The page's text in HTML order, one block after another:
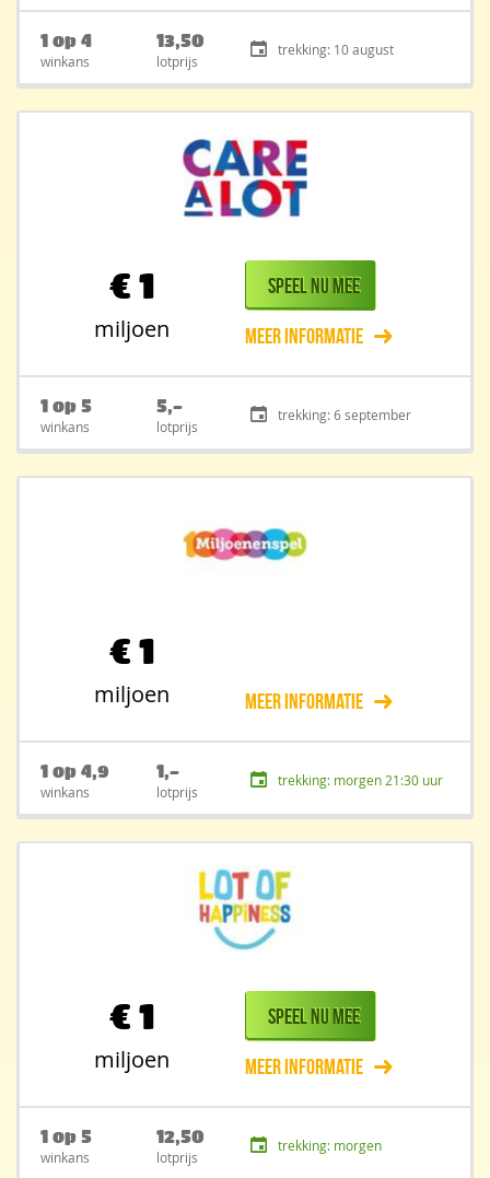
1 op 4
winkans
13,50
lotprijs
trekking: 10 august
€ 1
miljoen
1 op 5
winkans
5,-
lotprijs
trekking: 6 september
Speel nu mee
Meer informatie
€ 1
miljoen
1 op 4,9
winkans
1,-
lotprijs
trekking: morgen 21:30 uur
Meer informatie
€ 1
miljoen
1 op 5
winkans
12,50
lotprijs
trekking: morgen
Speel nu mee
Meer informatie